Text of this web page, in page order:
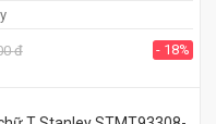
đ - 18%